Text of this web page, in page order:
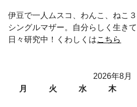
伊豆で一人ムスコ、わんこ、ねこ
シングルマザー。自分らしく生き
日々研究中！くわしくはこちら
2026年8月
月
火 水 木